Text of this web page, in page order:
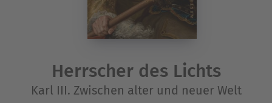
Herrscher des Lichts
Karl III. Zwischen alter und neuer Welt